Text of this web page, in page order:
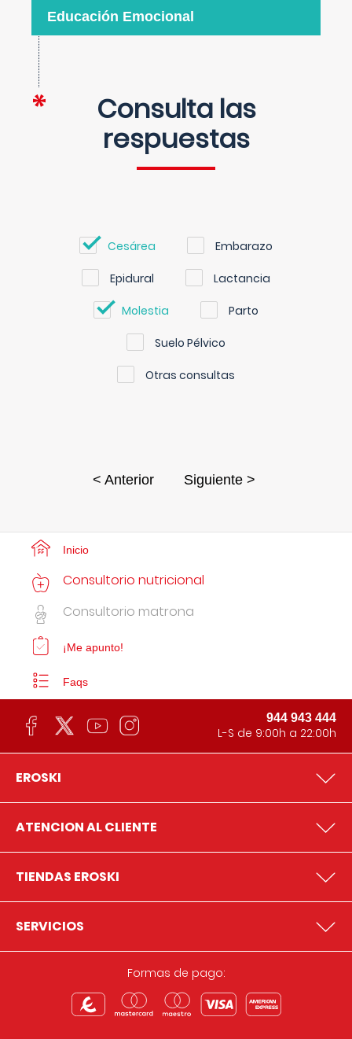
Educación Emocional
Consulta las
respuestas
Cesárea Embarazo
Epidural Lactancia
Molestia Parto
Suelo Pélvico
Otras consultas
< Anterior Siguiente >
Inicio
Consultorio nutricional
Consultorio matrona
¡Me apunto!
Faqs
944 943 444
L-S de 9:00h a 22:00h
EROSKI
ATENCION AL CLIENTE
TIENDAS EROSKI
SERVICIOS
Formas de pago: